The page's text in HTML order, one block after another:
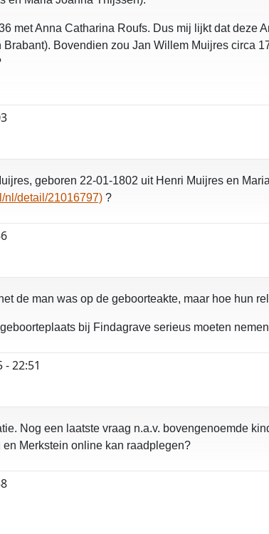
met Anna Catharina Roufs. Dus mij lijkt dat deze
Brabant). Bovendien zou Jan Willem Muijres circa
geboren 22-01-1802 uit Henri Muijres en
nl/detail/21016797) ?
de man was op de geboorteakte, maar hoe hun
bij Findagrave serieus moeten
- 22:51
Nog een laatste vraag n.a.v. bovengenoemde
Merkstein online kan raadplegen?